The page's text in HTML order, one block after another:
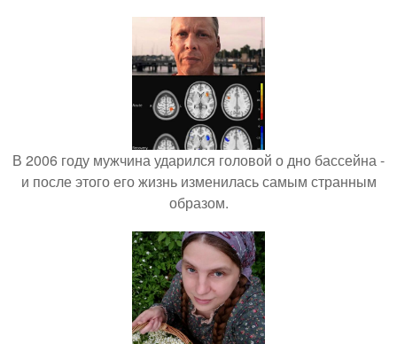
В 2006 году мужчина ударился головой о дно бассейна -
и после этого его жизнь изменилась самым странным
образом.